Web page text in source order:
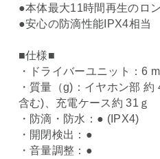
●本体最大11時間再生のロ
●安心の防滴性能IPX4相当
■仕様■
・ドライバーユニット：6
・質量（g)：イヤホン部
含む)、充電ケース約 31ｇ
・防滴・防水：● (IPX4)
・開閉検出：●
・音量調整：●